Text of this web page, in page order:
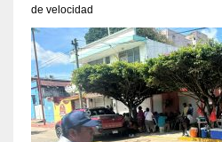
de velocidad